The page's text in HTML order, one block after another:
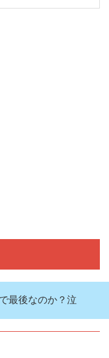
最後なのか？泣